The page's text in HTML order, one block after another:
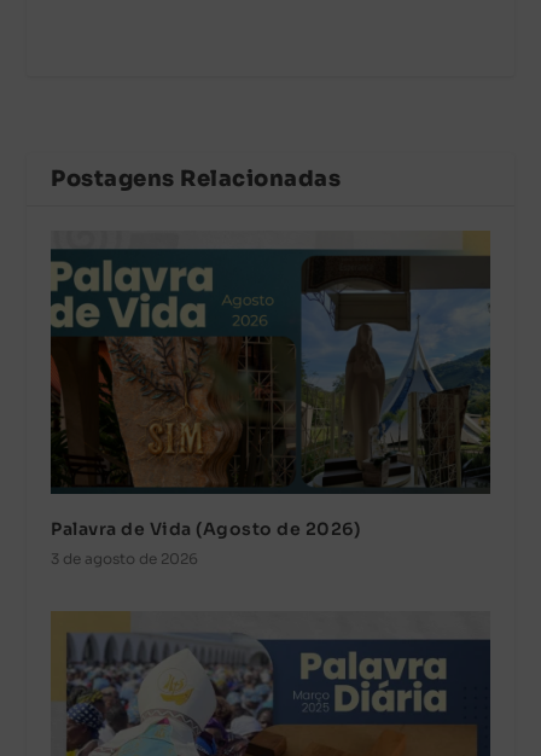
Postagens Relacionadas
Palavra de Vida (Agosto de 2026)
3 de agosto de 2026